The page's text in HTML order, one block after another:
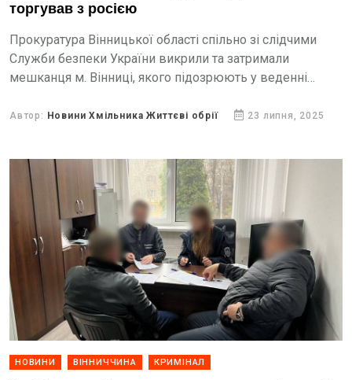
торгував з росією
Прокуратура Вінницької області спільно зі слідчими
Служби безпеки України викрили та затримали
мешканця м. Вінниці, якого підозрюють у веденні
агресором.
Автор: Новини Хмільника Життєві обрії 23 липня, 2025
НОВИНИ ВІННИЧЧИНА КРИМІНАЛ